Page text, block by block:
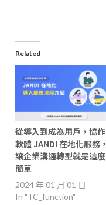
Related
從導入到成為用戶，協作
軟體 JANDI 在地化服務，
讓企業溝通轉型就是這麼
簡單
2024 年 01 月 01 日
In "TC_function"